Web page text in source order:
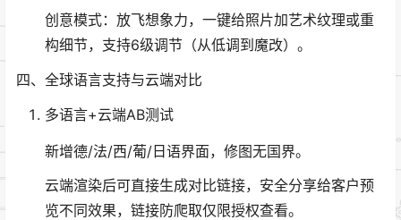
创意模式：放飞想象力，一键给照片加艺术纹理或重
构细节，支持6级调节（从低调到魔改）。
四、全球语言支持与云端对比
多语言+云端AB测试
新增德/法/西/葡/日语界面，修图无国界。
云端渲染后可直接生成对比链接，安全分享给客户预
览不同效果，链接防爬取仅限授权查看。